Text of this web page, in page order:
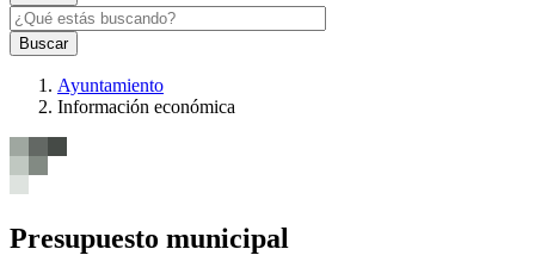
Ayuntamiento
Información económica
Presupuesto municipal